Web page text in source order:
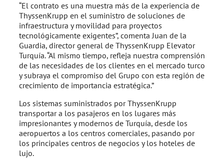
“El contrato es una muestra más de la experiencia de
ThyssenKrupp en el suministro de soluciones de
infraestructura y movilidad para proyectos
tecnológicamente exigentes”, comenta Juan de la
Guardia, director general de ThyssenKrupp Elevator
Turquía. “Al mismo tiempo, refleja nuestra comprensión
de las necesidades de los clientes en el mercado turco
y subraya el compromiso del Grupo con esta región de
crecimiento de importancia estratégica.”
Los sistemas suministrados por ThyssenKrupp
transportar a los pasajeros en los lugares más
impresionantes y modernos de Turquía, desde los
aeropuertos a los centros comerciales, pasando por
los principales centros de negocios y los hoteles de
lujo.